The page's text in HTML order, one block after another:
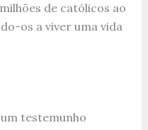
de católicos ao
os a viver uma vida
um testemunho